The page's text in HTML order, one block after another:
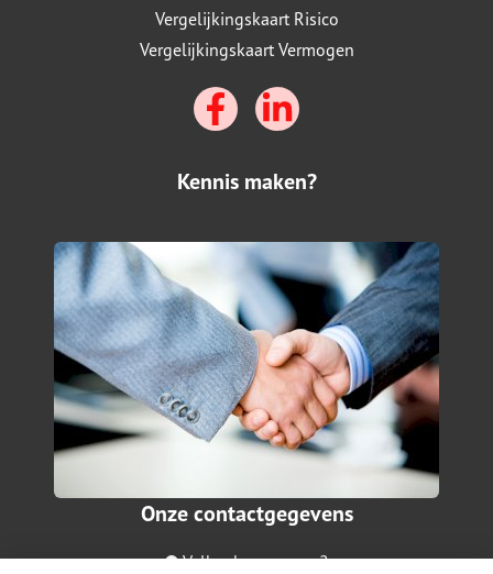
Vergelijkingskaart Risico
Vergelijkingskaart Vermogen
Kennis maken?
Onze contactgegevens
Valkenburgerweg 2